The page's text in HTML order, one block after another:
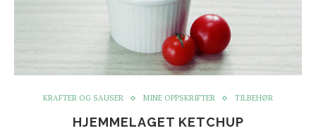
KRAFTER OG SAUSER MINE OPPSKRIFTER TILBEHØR
HJEMMELAGET KETCHUP